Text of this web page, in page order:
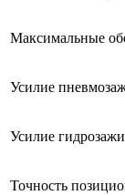
Максимальные
Усилие
Усилие
Точность